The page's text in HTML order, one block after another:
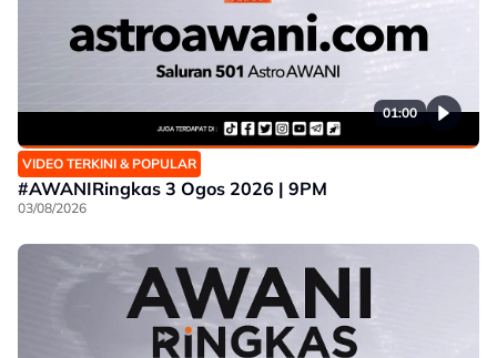
01:00
VIDEO TERKINI & POPULAR
#AWANIRingkas 3 Ogos 2026 | 9PM
03/08/2026